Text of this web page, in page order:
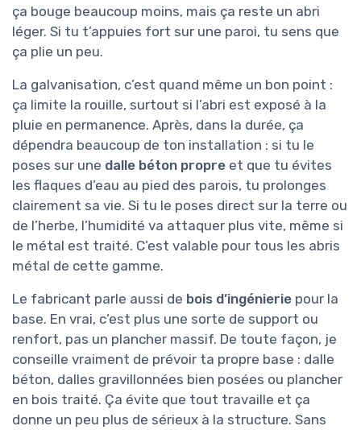
ça bouge beaucoup moins, mais ça reste un abri
léger. Si tu t’appuies fort sur une paroi, tu sens que
ça plie un peu.
La galvanisation, c’est quand même un bon point :
ça limite la rouille, surtout si l’abri est exposé à la
pluie en permanence. Après, dans la durée, ça
dépendra beaucoup de ton installation : si tu le
poses sur une dalle béton propre et que tu évites
les flaques d’eau au pied des parois, tu prolonges
clairement sa vie. Si tu le poses direct sur la terre ou
de l’herbe, l’humidité va attaquer plus vite, même si
le métal est traité. C’est valable pour tous les abris
métal de cette gamme.
Le fabricant parle aussi de bois d’ingénierie pour la
base. En vrai, c’est plus une sorte de support ou
renfort, pas un plancher massif. De toute façon, je
conseille vraiment de prévoir ta propre base : dalle
béton, dalles gravillonnées bien posées ou plancher
en bois traité. Ça évite que tout travaille et ça
donne un peu plus de sérieux à la structure. Sans